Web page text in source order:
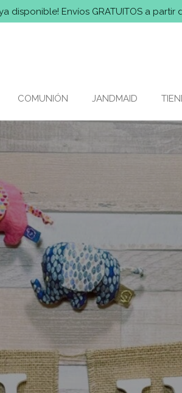
disponible! Envíos GRATUITOS a
COMUNIÓN JANDMAID